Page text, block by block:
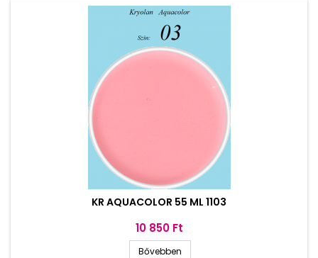
KR AQUACOLOR 55 ML 1103
Ár
10 850 Ft
Bővebben